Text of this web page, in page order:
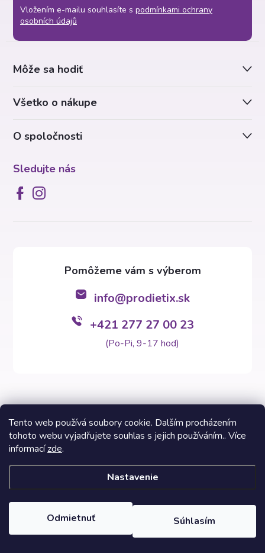
Tento web používá soubory cookie. Dalším procházením
tohoto webu vyjadřujete souhlas s jejich používáním.. Více
informacízde.
Nastavenie
Odmietnuť Súhlasím
Vložením e-mailu souhlasíte s podmínkami ochrany
osobních údajů
O spoločnosti
Sledujte nás
Môže sa hodiť
Všetko o nákupe
info@prodietix.sk
+421 277 27 00 23
(Po-Pi, 9-17 hod)
Vytvoril Shoptet Premium
Copyright 2026 Prodietix e-shop . Všetky práva vyhradené.
odborný lekársky posudok. Výsledky Prodietix diét sa môžu líšiť a
sú závislé od individuálnych dispozícií zákazníkov. Fotografie
dietných programov a fáz sú inspiratívne vzhľadom na možnosť si
svojou pomocou vytvoriť skladbu potravín v balíčku.